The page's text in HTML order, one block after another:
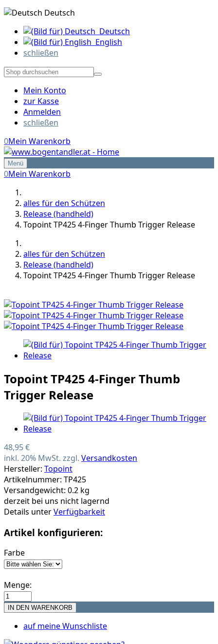
Deutsch
Deutsch
English
schließen
Mein Konto
zur Kasse
Anmelden
schließen
0Mein Warenkorb
Menü
0Mein Warenkorb
alles für den Schützen
Release (handheld)
Topoint TP425 4-Finger Thumb Trigger Release
alles für den Schützen
Release (handheld)
Topoint TP425 4-Finger Thumb Trigger Release
Topoint TP425 4-Finger Thumb
Trigger Release
48,95 €
inkl. 20% MwSt. zzgl. Versandkosten
Hersteller: Topoint
Artikelnummer: TP425
Versandgewicht: 0.2 kg
derzeit bei uns nicht lagernd
Details unterVerfügbarkeit
Artikel konfigurieren:
Farbe
Menge:
auf meine Wunschliste